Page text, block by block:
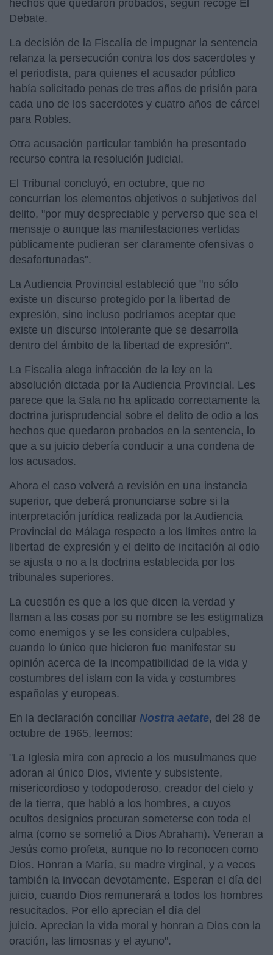
hechos que quedaron probados, según recoge El
Debate.
La decisión de la Fiscalía de impugnar la sentencia
relanza la persecución contra los dos sacerdotes y
el periodista, para quienes el acusador público
había solicitado penas de tres años de prisión para
cada uno de los sacerdotes y cuatro años de cárcel
para Robles.
Otra acusación particular también ha presentado
recurso contra la resolución judicial.
El Tribunal concluyó, en octubre, que no
concurrían los elementos objetivos o subjetivos del
delito, "por muy despreciable y perverso que sea el
mensaje o aunque las manifestaciones vertidas
públicamente pudieran ser claramente ofensivas o
desafortunadas".
La Audiencia Provincial estableció que "no sólo
existe un discurso protegido por la libertad de
expresión, sino incluso podríamos aceptar que
existe un discurso intolerante que se desarrolla
dentro del ámbito de la libertad de expresión".
La Fiscalía alega infracción de la ley en la
absolución dictada por la Audiencia Provincial. Les
parece que la Sala no ha aplicado correctamente la
doctrina jurisprudencial sobre el delito de odio a los
hechos que quedaron probados en la sentencia, lo
que a su juicio debería conducir a una condena de
los acusados.
Ahora el caso volverá a revisión en una instancia
superior, que deberá pronunciarse sobre si la
interpretación jurídica realizada por la Audiencia
Provincial de Málaga respecto a los límites entre la
libertad de expresión y el delito de incitación al odio
se ajusta o no a la doctrina establecida por los
tribunales superiores.
La cuestión es que a los que dicen la verdad y
llaman a las cosas por su nombre se les estigmatiza
como enemigos y se les considera culpables,
cuando lo único que hicieron fue manifestar su
opinión acerca de la incompatibilidad de la vida y
costumbres del islam con la vida y costumbres
españolas y europeas.
En la declaración conciliar Nostra aetate, del 28 de
octubre de 1965, leemos:
"La Iglesia mira con aprecio a los musulmanes que
adoran al único Dios, viviente y subsistente,
misericordioso y todopoderoso, creador del cielo y
de la tierra, que habló a los hombres, a cuyos
ocultos designios procuran someterse con toda el
alma (como se sometió a Dios Abraham). Veneran a
Jesús como profeta, aunque no lo reconocen como
Dios. Honran a María, su madre virginal, y a veces
también la invocan devotamente. Esperan el día del
juicio, cuando Dios remunerará a todos los hombres
resucitados. Por ello aprecian el día del
juicio. Aprecian la vida moral y honran a Dios con la
oración, las limosnas y el ayuno".